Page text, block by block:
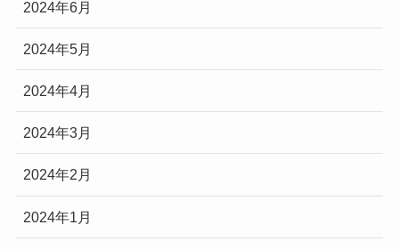
2024年6月
2024年5月
2024年4月
2024年3月
2024年2月
2024年1月